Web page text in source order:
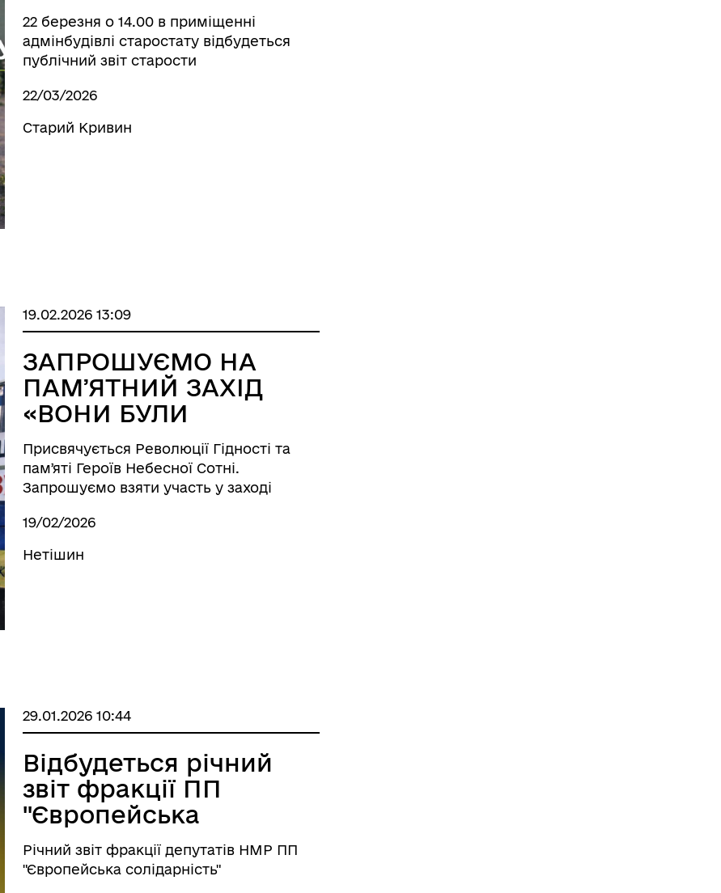
22 березня о 14.00 в приміщенні
адмінбудівлі старостату відбудеться
публічний звіт старости
округу Світлани Ясенчук про роботу за
2025 рік.
22/03/2026
Старий Кривин
19.02.2026 13:09
ЗАПРОШУЄМО НА
ПАМʼЯТНИЙ ЗАХІД
«ВОНИ БУЛИ
ЗАРЯДЖЕНІ
ГІДНІСТЮ ТА
ЖАГОЮ ДО
СВОБОДИ»
Присвячується Революції Гідності та
памʼяті Героїв Небесної Сотні.
Запрошуємо взяти участь у заході
мешканців громади.
19/02/2026
Нетішин
29.01.2026 10:44
Відбудеться річний
звіт фракції ПП
"Європейська
солідарність"
Річний звіт фракції депутатів НМР ПП
"Європейська солідарність"